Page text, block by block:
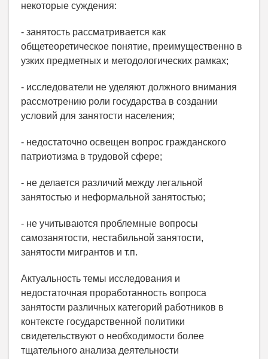
некоторые суждения:
- занятость рассматривается как
общетеоретическое понятие, преимущественно в
узких предметных и методологических рамках;
- исследователи не уделяют должного внимания
рассмотрению роли государства в создании
условий для занятости населения;
- недостаточно освещен вопрос гражданского
патриотизма в трудовой сфере;
- не делается различий между легальной
занятостью и неформальной занятостью;
- не учитываются проблемные вопросы
самозанятости, нестабильной занятости,
занятости мигрантов и т.п.
Актуальность темы исследования и
недостаточная проработанность вопроса
занятости различных категорий работников в
контексте государственной политики
свидетельствуют о необходимости более
тщательного анализа деятельности